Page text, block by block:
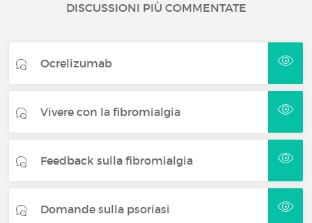
DISCUSSIONI PIÙ COMMENTATE
Ocrelizumab
Vivere con la fibromialgia
Feedback sulla fibromialgia
Domande sulla psoriasi